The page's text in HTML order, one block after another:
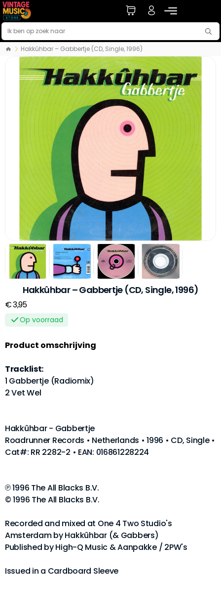
Hakkûhbar ‎– Gabbertje (CD, Single, 1996)
Hakkûhbar ‎– Gabbertje (CD, Single, 1996)
€ 3,95
Op voorraad
Product omschrijving
Tracklist:
1 Gabbertje (Radiomix)
2 Vet Wel
Hakkûhbar - Gabbertje
Roadrunner Records • Netherlands • 1996 • CD, Single •
Cat#: RR 2282-2 • EAN: 016861228224
℗ 1996 The All Blacks B.V.
© 1996 The All Blacks B.V.
Recorded and mixed at One 4 Two Studio's
Amsterdam by Hakkûhbar (& Gabbers)
Published by High-Q Music & Aanpakke / 2PW's
Issued in a Cardboard Sleeve